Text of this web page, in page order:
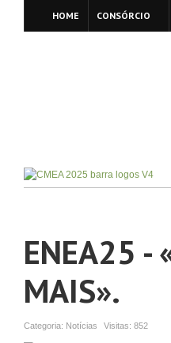
HOME CONSÓRCIO
ENEA25 -
MAIS».
Categoria: Notícias Visitas: 852